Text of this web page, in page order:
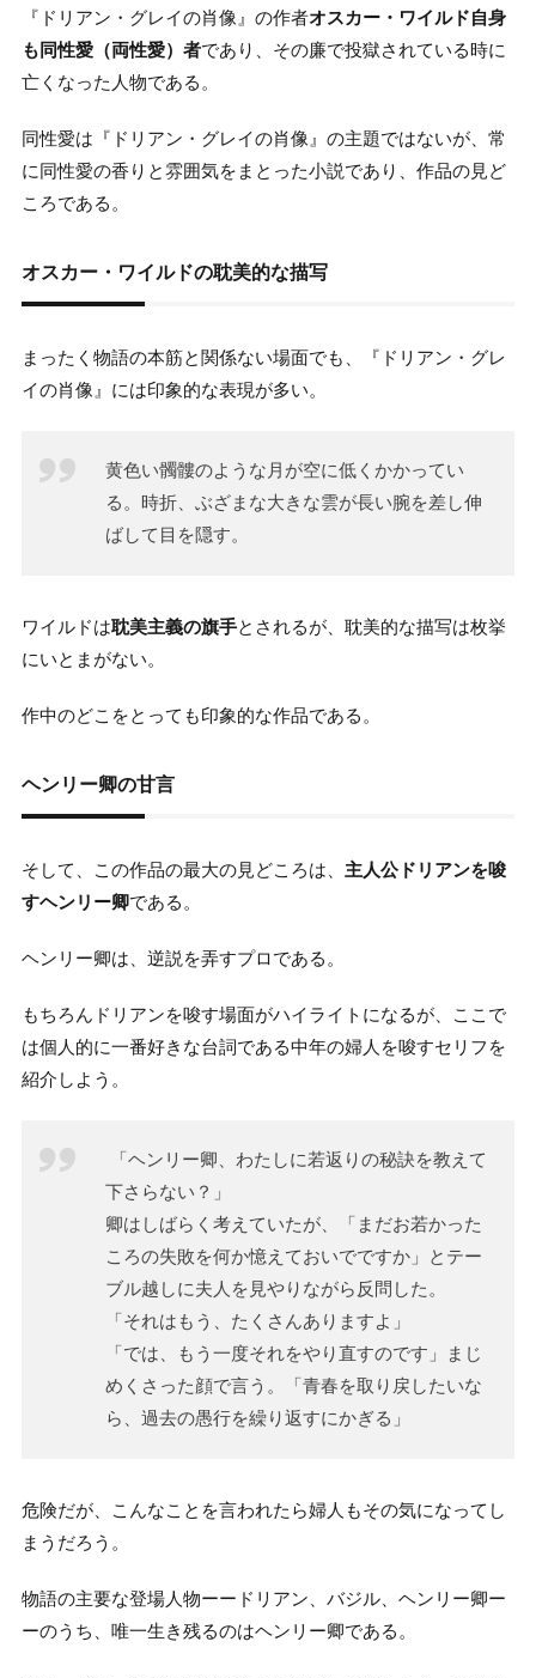
『ドリアン・グレイの肖像』の作者オスカー・ワイルド自身
も同性愛（両性愛）者であり、その廉で投獄されている時に
亡くなった人物である。
同性愛は『ドリアン・グレイの肖像』の主題ではないが、常
に同性愛の香りと雰囲気をまとった小説であり、作品の見ど
ころである。
オスカー・ワイルドの耽美的な描写
まったく物語の本筋と関係ない場面でも、『ドリアン・グレ
イの肖像』には印象的な表現が多い。
黄色い髑髏のような月が空に低くかかってい
る。時折、ぶざまな大きな雲が長い腕を差し伸
ばして目を隠す。
ワイルドは耽美主義の旗手とされるが、耽美的な描写は枚挙
にいとまがない。
作中のどこをとっても印象的な作品である。
ヘンリー卿の甘言
そして、この作品の最大の見どころは、 主人公ドリアンを唆
すヘンリー卿である。
ヘンリー卿は、逆説を弄すプロである。
もちろんドリアンを唆す場面がハイライトになるが、ここで
は個人的に一番好きな台詞である中年の婦人を唆すセリフを
紹介しよう。
「ヘンリー卿、わたしに若返りの秘訣を教えて
下さらない？」
卿はしばらく考えていたが、「まだお若かった
ころの失敗を何か憶えておいでですか」とテー
ブル越しに夫人を見やりながら反問した。
「それはもう、たくさんありますよ」
「では、もう一度それをやり直すのです」まじ
めくさった顔で言う。「青春を取り戻したいな
ら、過去の愚行を繰り返すにかぎる」
危険だが、こんなことを言われたら婦人もその気になってし
まうだろう。
物語の主要な登場人物ーードリアン、バジル、ヘンリー卿ー
ーのうち、唯一生き残るのはヘンリー卿である。